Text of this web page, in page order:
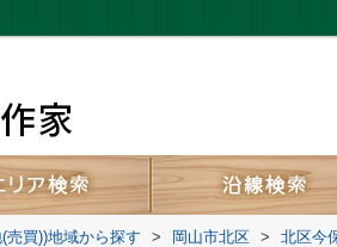
売買))地域から探す > 岡山市北区 > 北区今